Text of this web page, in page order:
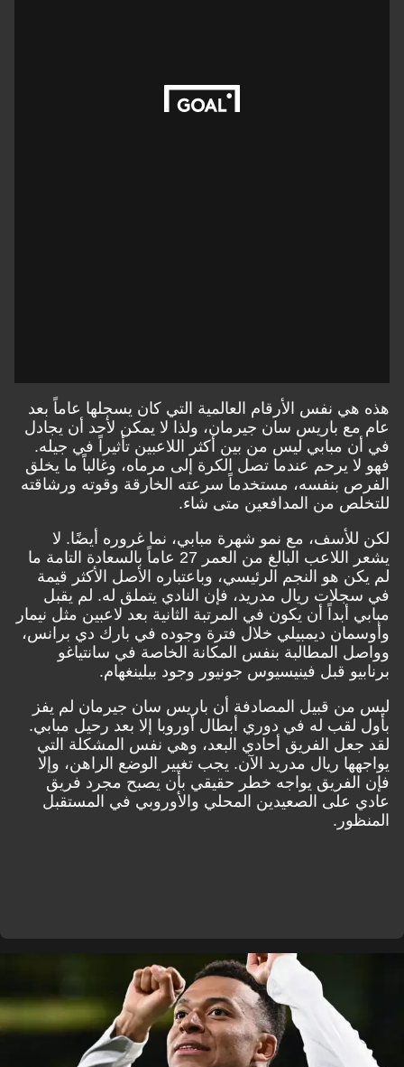
هذه هي نفس الأرقام العالمية التي كان يسجلها عاماً بعد
عام مع باريس سان جيرمان، ولذا لا يمكن لأحد أن يجادل
في أن مبابي ليس من بين أكثر اللاعبين تأثيراً في جيله.
فهو لا يرحم عندما تصل الكرة إلى مرماه، وغالباً ما يخلق
الفرص بنفسه، مستخدماً سرعته الخارقة وقوته ورشاقته
للتخلص من المدافعين متى شاء.
لكن للأسف، مع نمو شهرة مبابي، نما غروره أيضًا. لا
يشعر اللاعب البالغ من العمر 27 عاماً بالسعادة التامة ما
لم يكن هو النجم الرئيسي، وباعتباره الأصل الأكثر قيمة
في سجلات ريال مدريد، فإن النادي يتملق له. لم يقبل
مبابي أبداً أن يكون في المرتبة الثانية بعد لاعبين مثل نيمار
وأوسمان ديمبيلي خلال فترة وجوده في بارك دي برانس،
وواصل المطالبة بنفس المكانة الخاصة في سانتياغو
برنابيو قبل فينيسيوس جونيور وجود بيلينغهام.
ليس من قبيل المصادفة أن باريس سان جيرمان لم يفز
بأول لقب له في دوري أبطال أوروبا إلا بعد رحيل مبابي.
لقد جعل الفريق أحادي البعد، وهي نفس المشكلة التي
يواجهها ريال مدريد الآن. يجب تغيير الوضع الراهن، وإلا
فإن الفريق يواجه خطر حقيقي بأن يصبح مجرد فريق
عادي على الصعيدين المحلي والأوروبي في المستقبل
المنظور.